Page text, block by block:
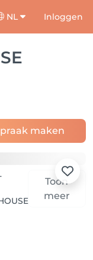
NL Inloggen
maken
Toon
meer